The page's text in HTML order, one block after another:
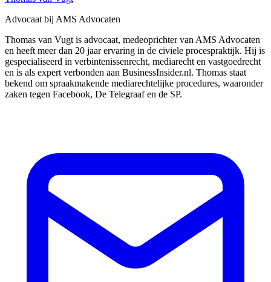
Advocaat bij AMS Advocaten
Thomas van Vugt is advocaat, medeoprichter van AMS Advocaten
en heeft meer dan 20 jaar ervaring in de civiele procespraktijk. Hij is
gespecialiseerd in verbintenissenrecht, mediarecht en vastgoedrecht
en is als expert verbonden aan BusinessInsider.nl. Thomas staat
bekend om spraakmakende mediarechtelijke procedures, waaronder
zaken tegen Facebook, De Telegraaf en de SP.